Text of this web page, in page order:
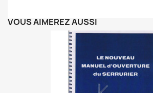
VOUS AIMEREZ AUSSI